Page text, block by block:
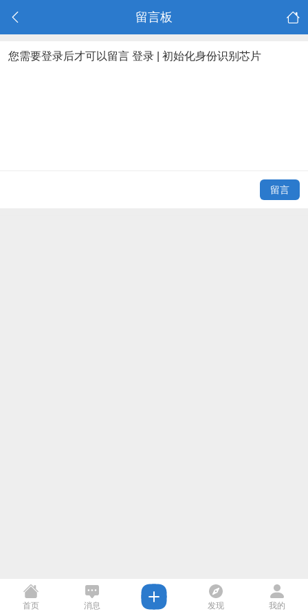
留言板
您需要登录后才可以留言 登录 初始化身份识别芯片
留言
首页 消息 发现 我的